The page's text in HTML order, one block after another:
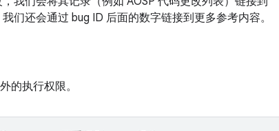
们还会通过 bug ID 后面的数字链接到更多参考内容。
的执行权限。